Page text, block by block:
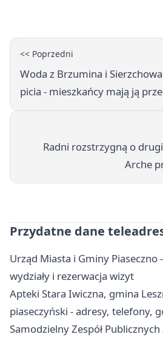
<< Poprzedni
Woda z Brzumina i
picia - mieszkańcy mają ją
Radni rozstrzygną o
Arche
Przydatne dane
Urząd Miasta i Gminy Piaseczno
wydziały i rezerwacja wizyt
Apteki Stara Iwiczna, gmina
piaseczyński - adresy, telefony,
Samodzielny Zespół